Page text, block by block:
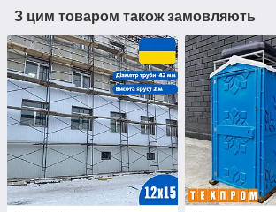
З цим товаром також замовляють